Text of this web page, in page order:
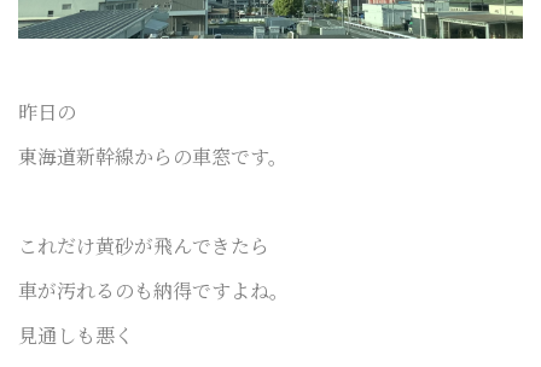
昨日の
東海道新幹線からの車窓です。
これだけ黄砂が飛んできたら
車が汚れるのも納得ですよね。
見通しも悪く